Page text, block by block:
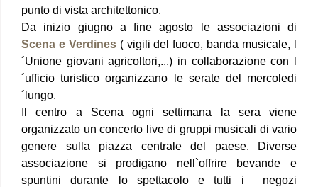
punto di vista architettonico.
Da inizio giugno a fine agosto le associazioni di
Scena e Verdines( vigili del fuoco, banda musicale, l
´Unione giovani agricoltori,...) in collaborazione con l
´ufficio turistico organizzano le serate del mercoledi
´lungo.
Il centro a Scena ogni settimana la sera viene
organizzato un concerto live di gruppi musicali di vario
genere sulla piazza centrale del paese. Diverse
associazione si prodigano nell`offrire bevande e
spuntini durante lo spettacolo e tutti i negozi